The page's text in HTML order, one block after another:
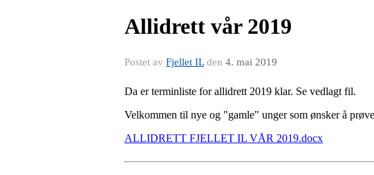
Allidrett vår 2019
Postet av Fjellet ILden 4. mai 2019
Da er terminliste for allidrett 2019 klar. Se vedlagt fil.
Velkommen til nye og "gamle" unger som ønsker å
ALLIDRETT FJELLET IL VÅR 2019.docx